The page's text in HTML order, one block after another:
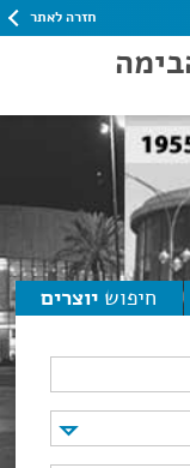
חזרה לאתר
חיפוש יוצרים